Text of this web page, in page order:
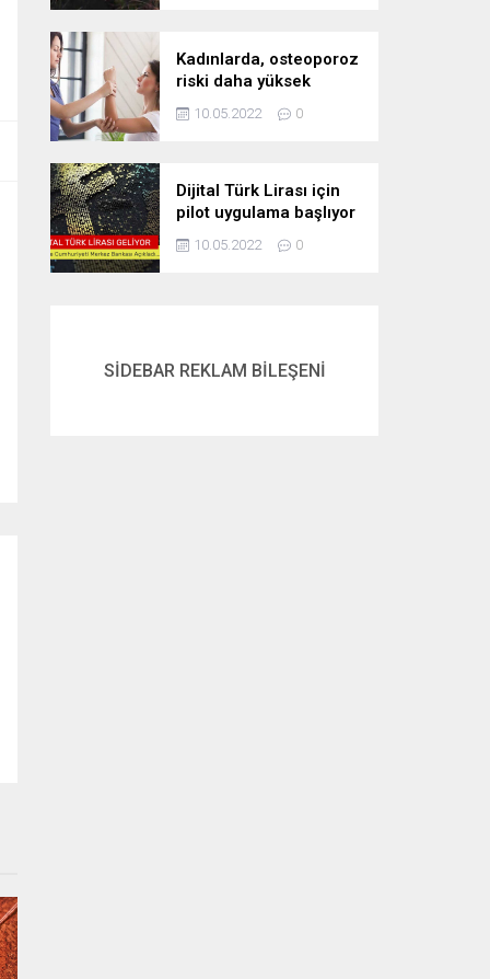
Kadınlarda, osteoporoz
riski daha yüksek
10.05.2022 0
Dijital Türk Lirası için
pilot uygulama başlıyor
10.05.2022 0
SİDEBAR REKLAM BİLEŞENİ